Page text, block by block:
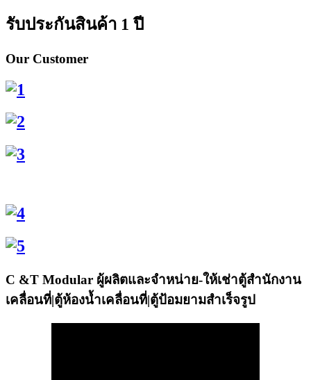
รับประกันสินค้า 1 ปี
Our Customer
C &T Modular ผู้ผลิตและจำหน่าย-ให้เช่าตู้สำนักงาน
เคลื่อนที่|ตู้ห้องน้ำเคลื่อนที่|ตู้ป้อมยามสำเร็จรูป